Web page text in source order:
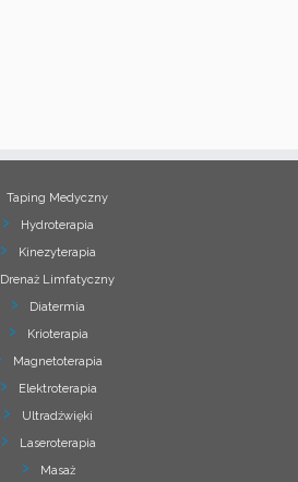
Taping Medyczny
Hydroterapia
Kinezyterapia
Drenaż Limfatyczny
Diatermia
Krioterapia
Magnetoterapia
Elektroterapia
Ultradźwięki
Laseroterapia
Masaż